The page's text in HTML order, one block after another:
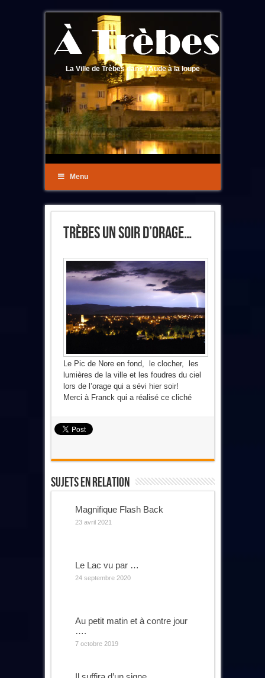
La Ville de Trèbes dans l'Aude à la loupe
Menu
Trèbes Un Soir D’orage…
Le Pic de Nore en fond, le clocher, les
lumières de la ville et les foudres du ciel
lors de l’orage qui a sévi hier soir!
Merci à Franck qui a réalisé ce cliché
Sujets En Relation
Magnifique Flash Back
23 avril 2021
Le Lac vu par …
24 septembre 2020
Au petit matin et à contre jour
….
7 octobre 2019